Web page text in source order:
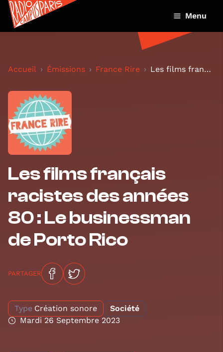
Menu
Accueil Émissions France Rire Les films français racistes des années 80 : Le bus...
Les films français
racistes des années
80 : Le businessman
de Porto Rico
PARTAGER
Type Création sonore
Société
Mardi 26 Septembre 2023